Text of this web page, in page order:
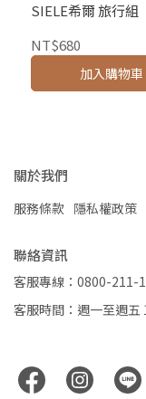
SIELE希爾 旅行組
NT$680
加入購物車
關於我們
服務條款 隱私權政策
聯絡資訊
客服專線：0800-211-
客服時間：週一至週五